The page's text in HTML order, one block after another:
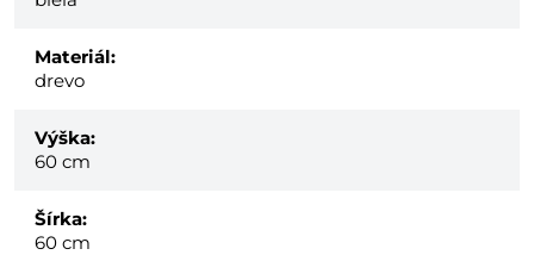
Materiál:
drevo
Výška:
60 cm
Šírka:
60 cm